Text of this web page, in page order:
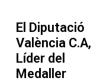
El Diputació
València C.A,
Líder del
Medaller